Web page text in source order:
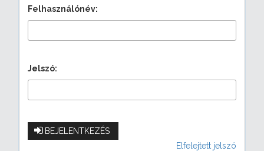
Felhasználónév:
Jelszó:
BEJELENTKEZÉS
Elfelejtett jelszó